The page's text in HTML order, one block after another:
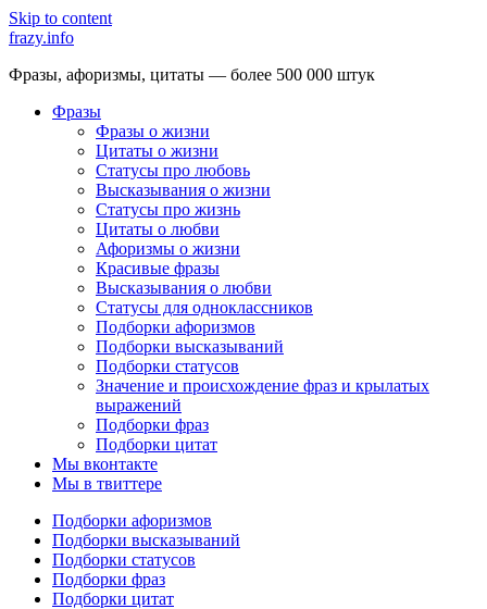
Skip to content
frazy.info
Фразы, афоризмы, цитаты — более 500 000 штук
Фразы
Фразы о жизни
Цитаты о жизни
Статусы про любовь
Высказывания о жизни
Статусы про жизнь
Цитаты о любви
Афоризмы о жизни
Красивые фразы
Высказывания о любви
Статусы для одноклассников
Подборки афоризмов
Подборки высказываний
Подборки статусов
Значение и происхождение фраз и крылатых
выражений
Подборки фраз
Подборки цитат
Мы вконтакте
Мы в твиттере
Подборки афоризмов
Подборки высказываний
Подборки статусов
Подборки фраз
Подборки цитат